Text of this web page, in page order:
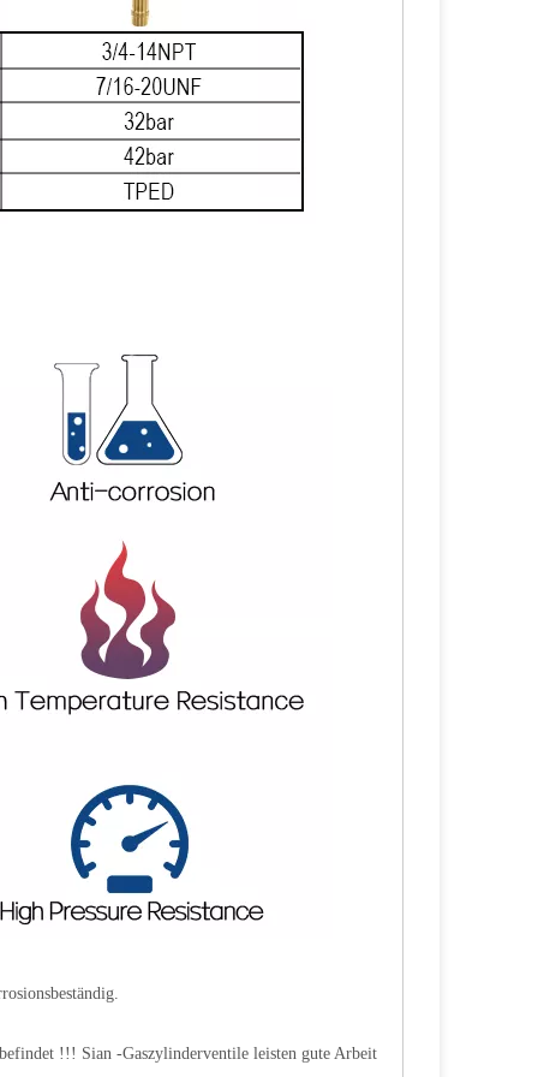
!!! Sian -Gaszylinderventile leisten gute Arbeit